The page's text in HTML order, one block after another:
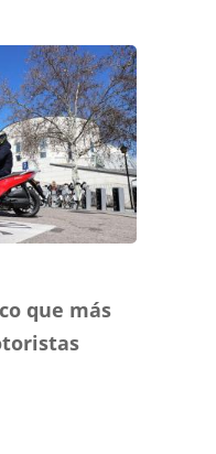
que más